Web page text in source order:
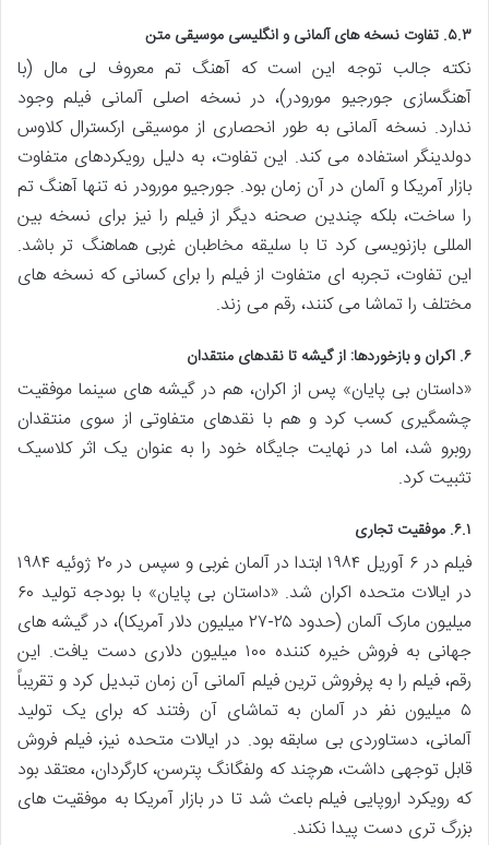
۵.۳. تفاوت نسخه های آلمانی و انگلیسی موسیقی متن
نکته جالب توجه این است که آهنگ تم معروف لی مال (با
آهنگسازی جورجیو مورودر)، در نسخه اصلی آلمانی فیلم وجود
ندارد. نسخه آلمانی به طور انحصاری از موسیقی ارکسترال کلاوس
دولدینگر استفاده می کند. این تفاوت، به دلیل رویکردهای متفاوت
بازار آمریکا و آلمان در آن زمان بود. جورجیو مورودر نه تنها آهنگ تم
را ساخت، بلکه چندین صحنه دیگر از فیلم را نیز برای نسخه بین
المللی بازنویسی کرد تا با سلیقه مخاطبان غربی هماهنگ تر باشد.
این تفاوت، تجربه ای متفاوت از فیلم را برای کسانی که نسخه های
مختلف را تماشا می کنند، رقم می زند.
۶. اکران و بازخوردها: از گیشه تا نقدهای منتقدان
«داستان بی پایان» پس از اکران، هم در گیشه های سینما موفقیت
چشمگیری کسب کرد و هم با نقدهای متفاوتی از سوی منتقدان
روبرو شد، اما در نهایت جایگاه خود را به عنوان یک اثر کلاسیک
تثبیت کرد.
۶.۱. موفقیت تجاری
فیلم در ۶ آوریل ۱۹۸۴ ابتدا در آلمان غربی و سپس در ۲۰ ژوئیه ۱۹۸۴
در ایالات متحده اکران شد. «داستان بی پایان» با بودجه تولید ۶۰
میلیون مارک آلمان (حدود ۲۵-۲۷ میلیون دلار آمریکا)، در گیشه های
جهانی به فروش خیره کننده ۱۰۰ میلیون دلاری دست یافت. این
رقم، فیلم را به پرفروش ترین فیلم آلمانی آن زمان تبدیل کرد و تقریباً
۵ میلیون نفر در آلمان به تماشای آن رفتند که برای یک تولید
آلمانی، دستاوردی بی سابقه بود. در ایالات متحده نیز، فیلم فروش
قابل توجهی داشت، هرچند که ولفگانگ پترسن، کارگردان، معتقد بود
که رویکرد اروپایی فیلم باعث شد تا در بازار آمریکا به موفقیت های
بزرگ تری دست پیدا نکند.